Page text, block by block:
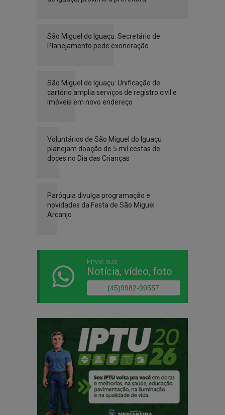
São Miguel do Iguaçu: Secretário de
Planejamento pede exoneração
São Miguel do Iguaçu: Unificação de
cartório amplia serviços de registro civil e
imóveis em novo endereço
Voluntários de São Miguel do Iguaçu
planejam doação de 5 mil cestas de
doces no Dia das Crianças
Paróquia divulga programação e
novidades da Festa de São Miguel
Arcanjo
Envie sua
Notícia, vídeo, foto
(45)9982-99557